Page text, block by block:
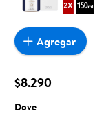
$8.290
Dove
Agregar